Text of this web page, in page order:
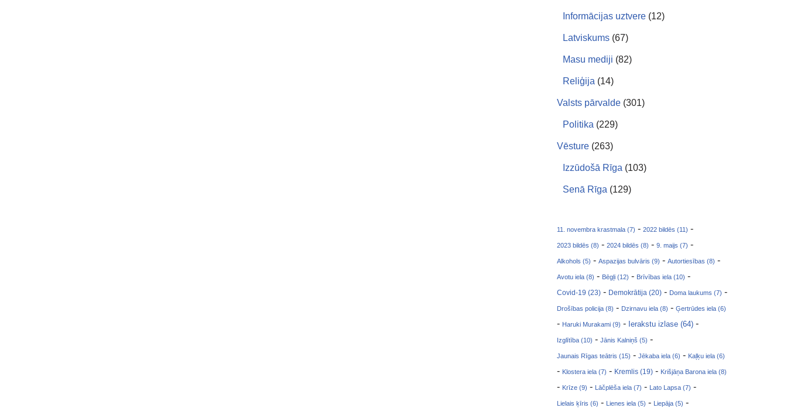
Informācijas uztvere (12)
Latviskums (67)
Masu mediji (82)
Reliģija (14)
Valsts pārvalde (301)
Politika (229)
Vēsture (263)
Izzūdošā Rīga (103)
Senā Rīga (129)
11. novembra krastmala (7) - 2022 bildēs (11) -
2023 bildēs (8) - 2024 bildēs (8) - 9. maijs (7) -
Alkohols (5) - Aspazijas bulvāris (9) - Autortiesības (8) -
Avotu iela (8) - Bēgļi (12) - Brīvības iela (10) -
Covid-19 (23) - Demokrātija (20) - Doma laukums (7) -
Drošības policija (8) - Dzirnavu iela (8) - Ģertrūdes iela (6)
- Haruki Murakami (9) - Ierakstu izlase (64) -
Izglītība (10) - Jānis Kalniņš (5) -
Jaunais Rīgas teātris (15) - Jēkaba iela (6) - Kaļķu iela (6)
- Klostera iela (7) - Kremlis (19) - Krišjāņa Barona iela (8)
- Krīze (9) - Lāčplēša iela (7) - Lato Lapsa (7) -
Lielais ķīris (6) - Lienes iela (5) - Liepāja (5) -